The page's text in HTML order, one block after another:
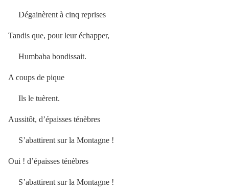
Dégainèrent à cinq reprises
Tandis que, pour leur échapper,
Humbaba bondissait.
A coups de pique
Ils le tuèrent.
Aussitôt, d’épaisses ténèbres
S’abattirent sur la Montagne !
Oui ! d’épaisses ténèbres
S’abattirent sur la Montagne !